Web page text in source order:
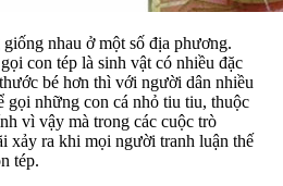
nhau ở một số địa phương.
con tép là sinh vật có nhiều đặc
bé hơn thì với người dân nhiều
gọi những con cá nhỏ tiu tiu, thuộc
vì vậy mà trong các cuộc trò
xảy ra khi mọi người tranh luận thế
tép.